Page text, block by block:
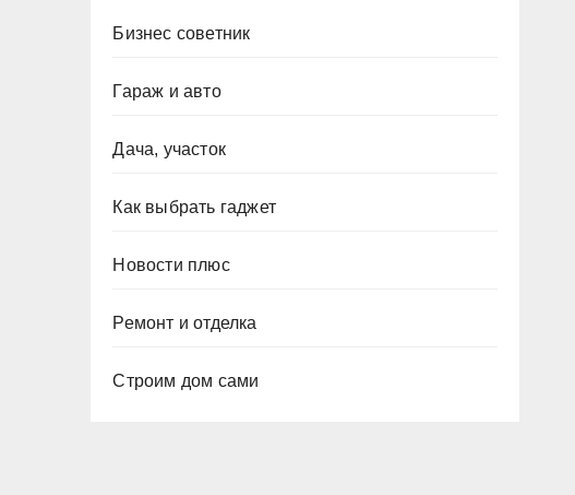
Бизнес советник
Гараж и авто
Дача, участок
Как выбрать гаджет
Новости плюс
Ремонт и отделка
Строим дом сами